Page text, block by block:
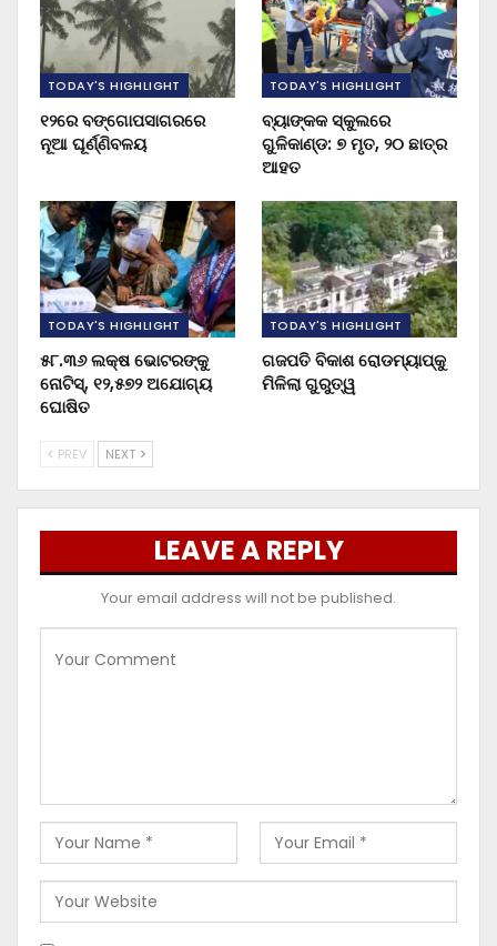
TODAY'S HIGHLIGHT
୧୨ରେ ବଙ୍ଗୋପସାଗରରେ
ନୂଆ ଘୂର୍ଣ୍ଣିବଳୟ
TODAY'S HIGHLIGHT
ବ୍ୟାଙ୍କକ ସ୍କୁଲରେ
ଗୁଳିକାଣ୍ଡ: ୭ ମୃତ, ୨୦ ଛାତ୍ର
ଆହତ
TODAY'S HIGHLIGHT
୫୮.୩୬ ଲକ୍ଷ ଭୋଟରଙ୍କୁ
ନୋଟିସ୍‌, ୧୨,୫୭୨ ଅଯୋଗ୍ୟ
ଘୋଷିତ
TODAY'S HIGHLIGHT
ଗଜପତି ବିକାଶ ରୋଡମ୍ୟାପ୍‌କୁ
ମିଳିଲା ଗୁରୁତ୍ୱ
PREV NEXT
LEAVE A REPLY
Your email address will not be published.